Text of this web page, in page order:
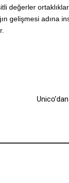
gelişmesi adına